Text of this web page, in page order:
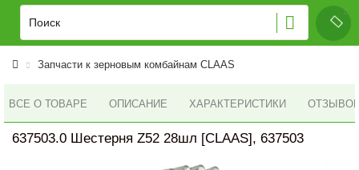
Запчасти к зерновым комбайнам CLAAS
ВСЕ О ТОВАРЕ ОПИСАНИЕ ХАРАКТЕРИСТИКИ ОТЗЫВОВ
637503.0 Шестерня Z52 28шл [CLAAS], 637503